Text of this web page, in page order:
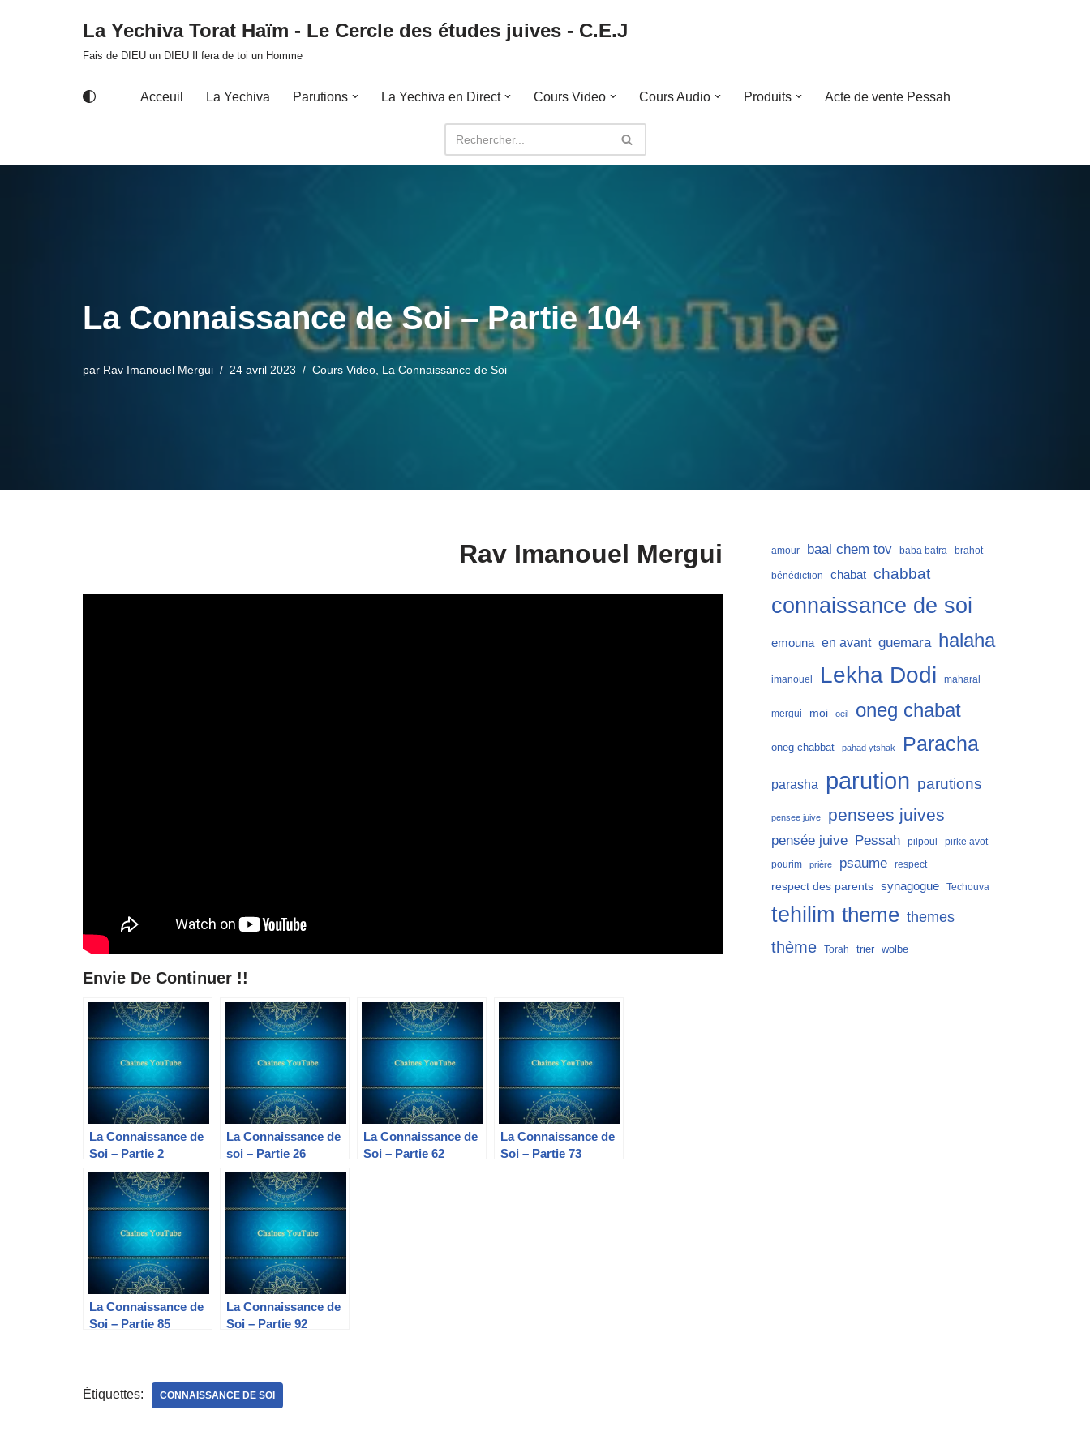
La Yechiva Torat Haïm - Le Cercle des études juives - C.E.J
Fais de DIEU un DIEU Il fera de toi un Homme
Acceuil La Yechiva Parutions La Yechiva en Direct Cours Video Cours Audio Produits Acte de vente Pessah
La Connaissance de Soi – Partie 104
par Rav Imanouel Mergui 24 avril 2023 Cours Video La Connaissance de Soi
Rav Imanouel Mergui
Envie De Continuer !!
La Connaissance de
Soi – Partie 2
La Connaissance de
soi – Partie 26
La Connaissance de
Soi – Partie 62
La Connaissance de
Soi – Partie 73
La Connaissance de
Soi – Partie 85
La Connaissance de
Soi – Partie 92
Étiquettes: CONNAISSANCE DE SOI
amour baal chem tov baba batra brahot
bénédiction chabat chabbat
connaissance de soi
emouna en avant guemara halaha
imanouel Lekha Dodi maharal
mergui moi oeil oneg chabat
oneg chabbat pahad ytshak Paracha
parasha parution parutions
pensee juive pensees juives
pensée juive Pessah pilpoul
pirke avot
pourim
prière psaume respect
respect des parents synagogue Techouva
tehilim theme themes
thème Torah trier wolbe